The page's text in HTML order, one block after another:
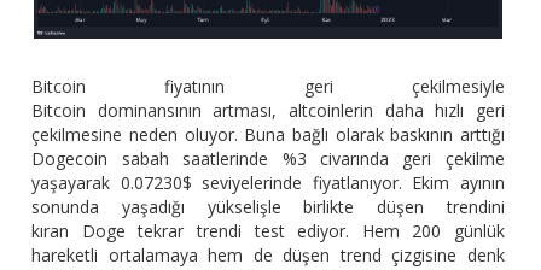
Bitcoin fiyatının geri çekilmesiyle
Bitcoin dominansının artması, altcoinlerin daha hızlı geri
çekilmesine neden oluyor. Buna bağlı olarak baskının arttığı
Dogecoin sabah saatlerinde %3 civarında geri çekilme
yaşayarak 0.07230$ seviyelerinde fiyatlanıyor. Ekim ayının
sonunda yaşadığı yükselişle birlikte düşen trendini
kıran Doge tekrar trendi test ediyor. Hem 200 günlük
hareketli ortalamaya hem de düşen trend çizgisine denk